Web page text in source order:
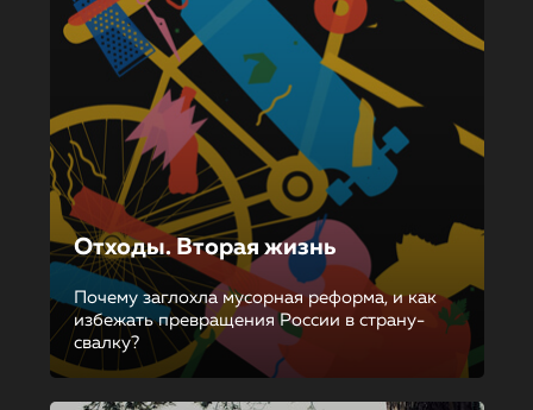
Отходы. Вторая жизнь
Почему заглохла мусорная реформа, и как
избежать превращения России в страну-
свалку?